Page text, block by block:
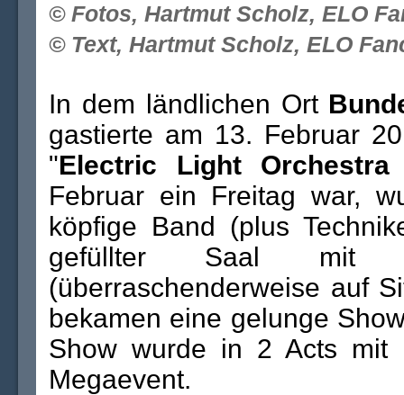
© Fotos, Hartmut Scholz, ELO
© Text, Hartmut Scholz, ELO
In dem ländlichen Ort
gastierte am 13. Februar
"Electric Light Orchestra
Februar ein Freitag war,
köpfige Band (plus
gefüllter Saal mit
(überraschenderweise auf
bekamen eine gelunge
Show wurde in 2 Acts mit
Megaevent.